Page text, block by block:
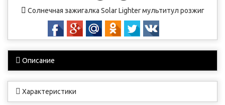
Солнечная зажигалка Solar Lighter мультитул розжиг
Описание
Характеристики